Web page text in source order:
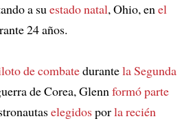
a suestado natal, Ohio, enel
24 años.
de combatedurantela Segunda
de Corea, Glennformó parte
elegidosporla recién